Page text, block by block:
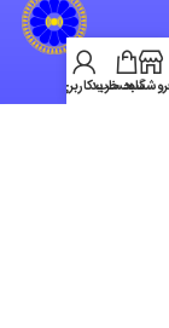
سبد خرید
حساب کاربری من